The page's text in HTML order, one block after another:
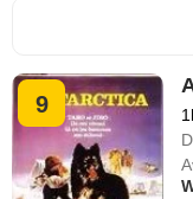
9